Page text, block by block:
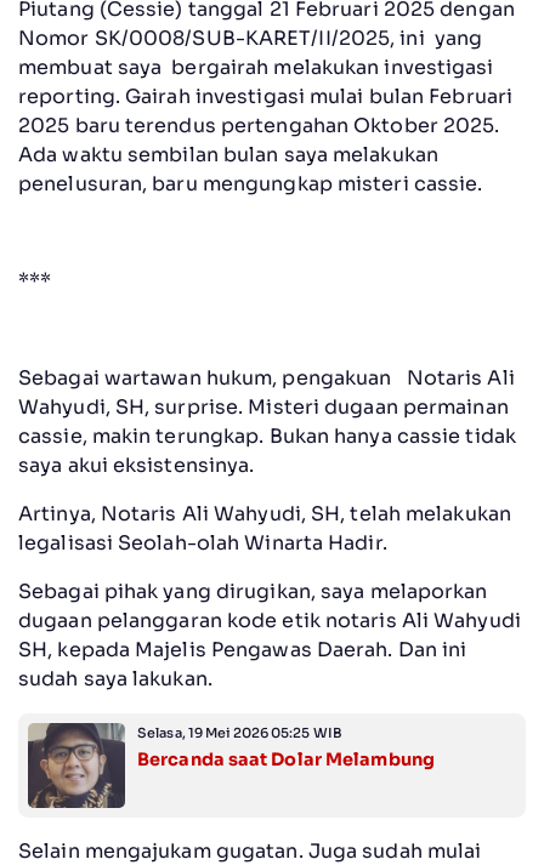
Piutang (Cessie) tanggal 21 Februari 2025 dengan
Nomor SK/0008/SUB-KARET/II/2025, ini yang
membuat saya bergairah melakukan investigasi
reporting. Gairah investigasi mulai bulan Februari
2025 baru terendus pertengahan Oktober 2025.
Ada waktu sembilan bulan saya melakukan
penelusuran, baru mengungkap misteri cassie.
***
Sebagai wartawan hukum, pengakuan Notaris Ali
Wahyudi, SH, surprise. Misteri dugaan permainan
cassie, makin terungkap. Bukan hanya cassie tidak
saya akui eksistensinya.
Artinya, Notaris Ali Wahyudi, SH, telah melakukan
legalisasi Seolah-olah Winarta Hadir.
Sebagai pihak yang dirugikan, saya melaporkan
dugaan pelanggaran kode etik notaris Ali Wahyudi
SH, kepada Majelis Pengawas Daerah. Dan ini
sudah saya lakukan.
Selasa, 19 Mei 2026 05:25 WIB
Bercanda saat Dolar Melambung
Selain mengajukam gugatan. Juga sudah mulai